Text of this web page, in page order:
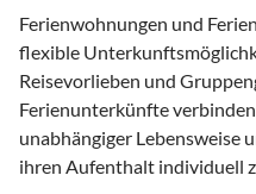
Ferienwohnungen und
flexible
Reisevorlieben und
Ferienunterkünfte
unabhängiger Lebensweise
ihren Aufenthalt individuell